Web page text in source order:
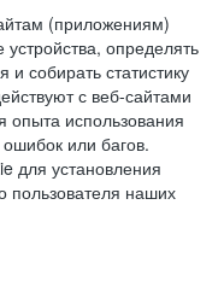
(приложениям)
устройства, определять
и собирать статистику
с веб-сайтами
использования
или багов.
для установления
пользователя наших